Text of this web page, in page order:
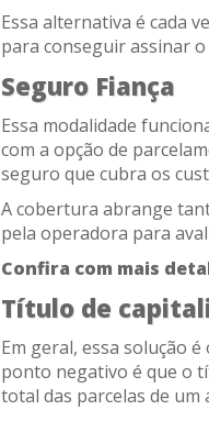
Essa alternativa é cada
para conseguir assinar o
Seguro Fiança
Essa modalidade
com a opção de
seguro que cubra os
A cobertura abrange
pela operadora para
Confira com mais
Título de
Em geral, essa solução
ponto negativo é que o
total das parcelas de um